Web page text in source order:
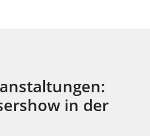
in der